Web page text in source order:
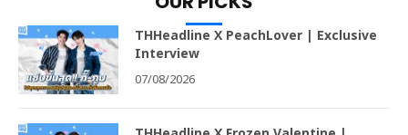
THHeadline X PeachLover | Exclusive
Interview
07/08/2026